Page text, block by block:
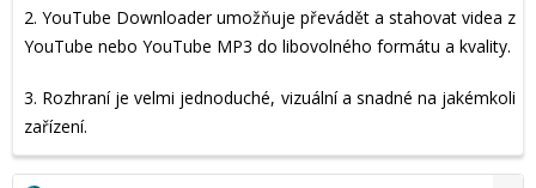
2. YouTube Downloader umožňuje převádět a stahovat videa z
YouTube nebo YouTube MP3 do libovolného formátu a kvality.
3. Rozhraní je velmi jednoduché, vizuální a snadné na jakémkoli
zařízení.